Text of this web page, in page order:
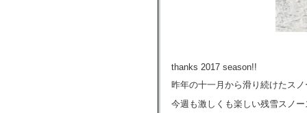
thanks 2017 season!!
昨年の十一月から滑り続けたス
今週も激しくも楽しい残雪スノ